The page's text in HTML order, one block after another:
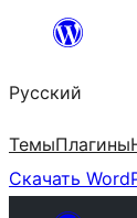
Перейти
содержимому
Русский
ТемыПлагины
Скачать